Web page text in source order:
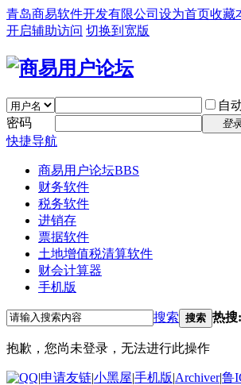
青岛商易软件开发有限公司 设为首页收藏
开启辅助访问 切换到宽版
自
密码
登
快捷导航
商易用户论坛BBS
财务软件
税务软件
进销存
票据软件
土地增值税清算软件
财会计算器
手机版
搜索 搜索 热搜:
抱歉，您尚未登录，无法进行此操作
|申请友链|小黑屋|手机版|Archiver|鲁